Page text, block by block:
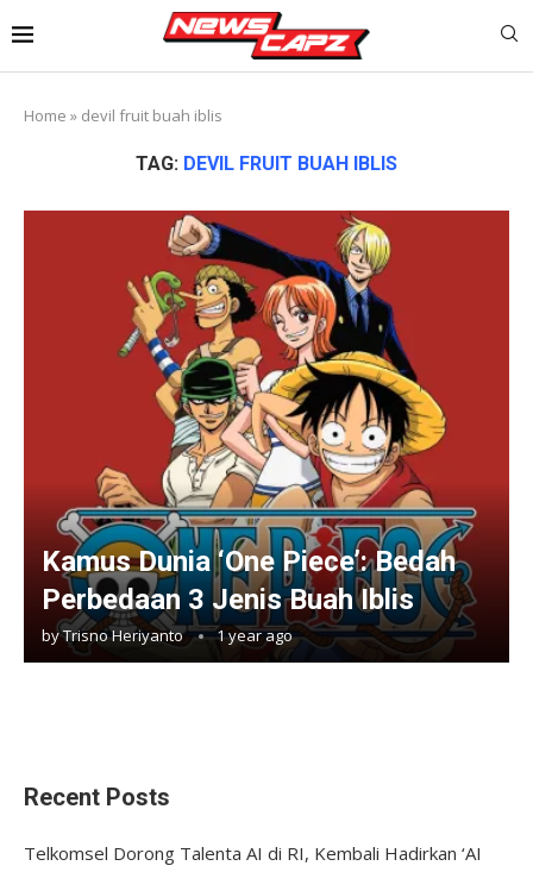
Home » devil fruit buah iblis
TAG: DEVIL FRUIT BUAH IBLIS
Kamus Dunia ‘One Piece’: Bedah
Perbedaan 3 Jenis Buah Iblis
byTrisno Heriyanto 1 year ago
Recent Posts
Telkomsel Dorong Talenta AI di RI, Kembali Hadirkan ‘AI